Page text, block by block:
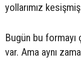
yollarımız
Bugün bu formayı
var. Ama aynı